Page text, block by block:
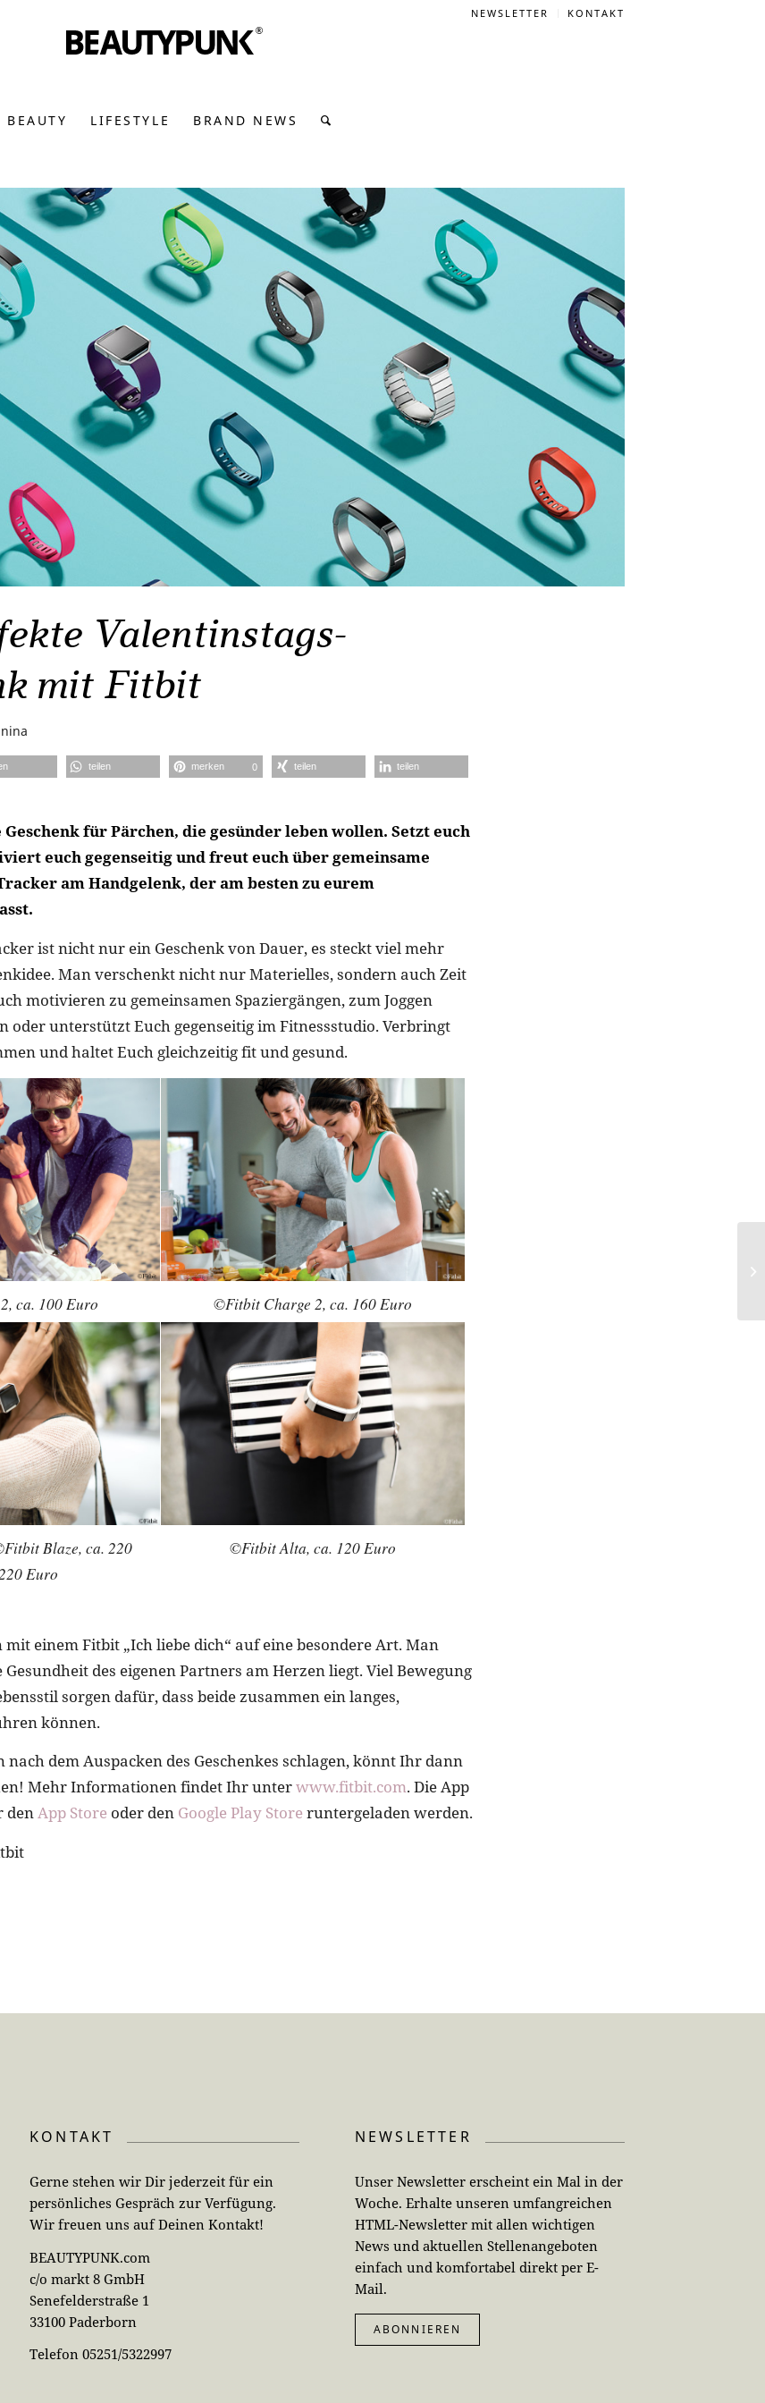
NEWSLETTER KONTAKT
BEAUTY LIFESTYLE BRAND NEWS
Valentinstags-
mit Fitbit
teilen merken 0 teilen teilen
für Pärchen, die gesünder leben wollen. Setzt euch
euch gegenseitig und freut euch über gemeinsame
am Handgelenk, der am besten zu eurem
ist nicht nur ein Geschenk von Dauer, es steckt viel mehr
Man verschenkt nicht nur Materielles, sondern auch Zeit
motivieren zu gemeinsamen Spaziergängen, zum Joggen
oder unterstützt Euch gegenseitig im Fitnessstudio. Verbringt
und haltet Euch gleichzeitig fit und gesund.
ca. 100 Euro ©Fitbit Charge 2, ca. 160 Euro
Blaze, ca. 220
Euro
©Fitbit Alta, ca. 120 Euro
einem Fitbit „Ich liebe dich“ auf eine besondere Art. Man
Gesundheit des eigenen Partners am Herzen liegt. Viel Bewegung
sorgen dafür, dass beide zusammen ein langes,
können.
nach dem Auspacken des Geschenkes schlagen, könnt Ihr dann
Mehr Informationen findet Ihr unterwww.fitbit.com. Die App
denApp Store oder den Google Play Store runtergeladen werden.
KONTAKT
Gerne stehen wir Dir jederzeit für ein
persönliches Gespräch zur Verfügung.
Wir freuen uns auf Deinen Kontakt!
BEAUTYPUNK.com
c/o markt 8 GmbH
Senefelderstraße 1
33100 Paderborn
Telefon 05251/5322997
NEWSLETTER
Unser Newsletter erscheint ein Mal in der
Woche. Erhalte unseren umfangreichen
HTML-Newsletter mit allen wichtigen
News und aktuellen Stellenangeboten
einfach und komfortabel direkt per E-
Mail.
ABONNIEREN